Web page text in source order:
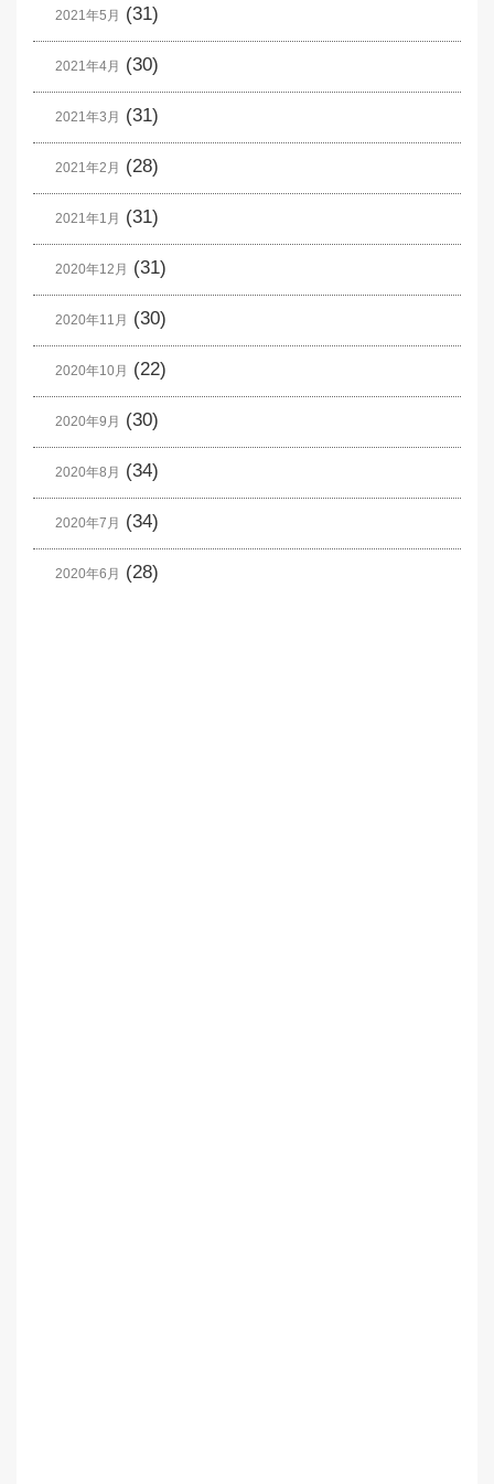
2021年5月 (31)
2021年4月 (30)
2021年3月 (31)
2021年2月 (28)
2021年1月 (31)
2020年12月 (31)
2020年11月 (30)
2020年10月 (22)
2020年9月 (30)
2020年8月 (34)
2020年7月 (34)
2020年6月 (28)